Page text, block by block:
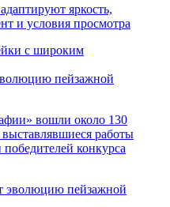
яркость,
и условия просмотра
пейзажной
вошли около 130
работы
конкурса